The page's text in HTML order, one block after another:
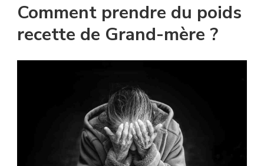
Comment prendre du poids
recette de Grand-mère ?